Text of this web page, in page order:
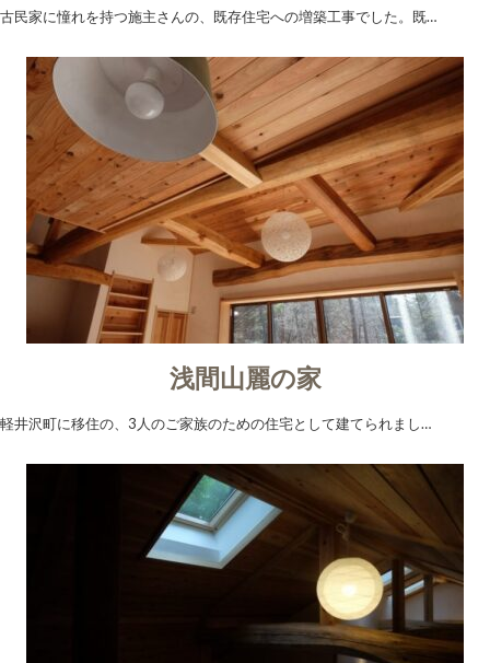
古民家に憧れを持つ施主さんの、既存住宅への増築工事でした。既…
浅間山麗の家
軽井沢町に移住の、3人のご家族のための住宅として建てられまし…